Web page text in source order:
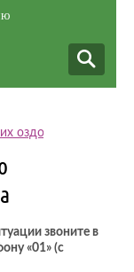
оздоровлении
звоните в
«01» (с